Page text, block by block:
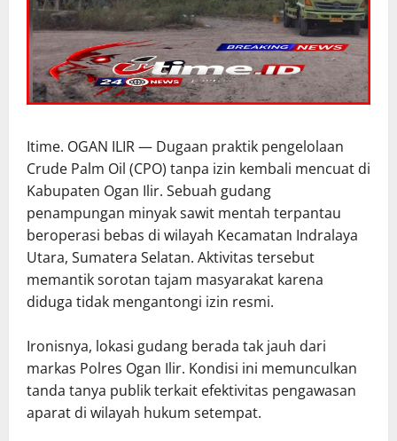
Itime. OGAN ILIR — Dugaan praktik pengelolaan
Crude Palm Oil (CPO) tanpa izin kembali mencuat di
Kabupaten Ogan Ilir. Sebuah gudang
penampungan minyak sawit mentah terpantau
beroperasi bebas di wilayah Kecamatan Indralaya
Utara, Sumatera Selatan. Aktivitas tersebut
memantik sorotan tajam masyarakat karena
diduga tidak mengantongi izin resmi.
Ironisnya, lokasi gudang berada tak jauh dari
markas Polres Ogan Ilir. Kondisi ini memunculkan
tanda tanya publik terkait efektivitas pengawasan
aparat di wilayah hukum setempat.